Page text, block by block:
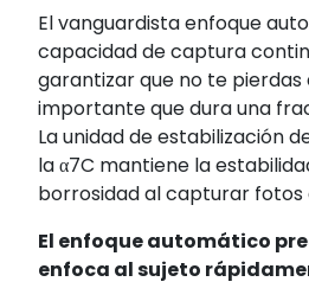
El vanguardista enfoque
capacidad de captura
garantizar que no te
importante que dura una
La unidad de estabilización
la α7C mantiene la
borrosidad al capturar fotos
El enfoque automático
enfoca al sujeto